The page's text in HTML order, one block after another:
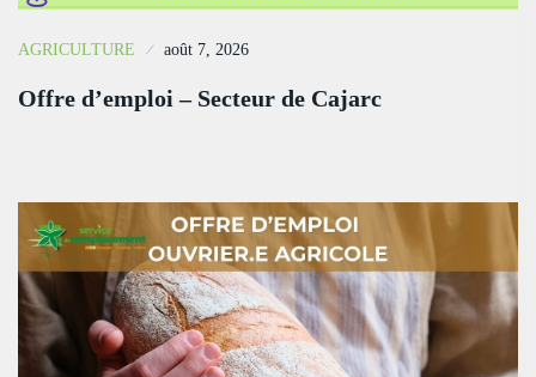
AGRICULTURE août 7, 2026
Offre d’emploi – Secteur de Cajarc